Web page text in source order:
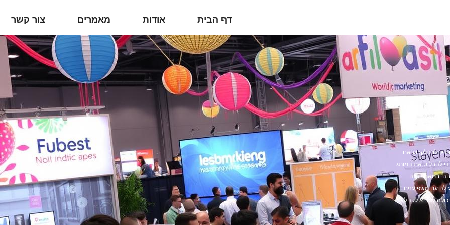
דף הבית אודות מאמרים צור קשר
יכולות לקבוע אם
להבליט את המותג
במאמר הזה
עם משפיענים.
להביא לקהל